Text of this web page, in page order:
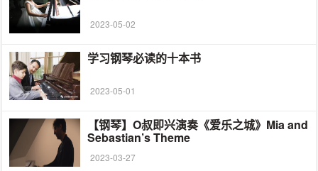
2023-05-02
学习钢琴必读的十本书
2023-05-01
【钢琴】O叔即兴演奏《爱乐之城》Mia and
Sebastian’s Theme
2023-03-27